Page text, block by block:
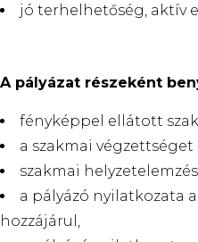
jó terhelhetőség, aktív
A pályázat részeként
fényképpel ellátott
a szakmai
szakmai
a pályázó nyilatkozata
hozzájárul,